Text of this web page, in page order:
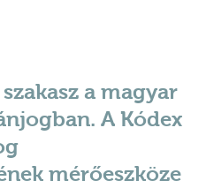
a magyar
A Kódex
mérőeszköze